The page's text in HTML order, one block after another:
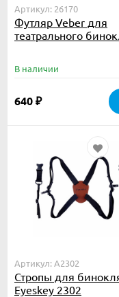
Артикул: 26170
Футляр Veber для
театрального
В наличии
640 ₽
Артикул: A2302
Стропы для
Eyeskey 2302